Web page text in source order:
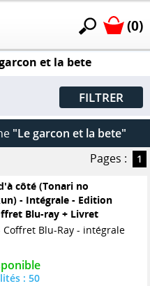
(0)
et la bete
FILTRER
"Le garcon et la bete"
Pages :
1
côté (Tonari no
- Intégrale - Edition
Blu-ray + Livret
Blu-Ray - intégrale
: 50